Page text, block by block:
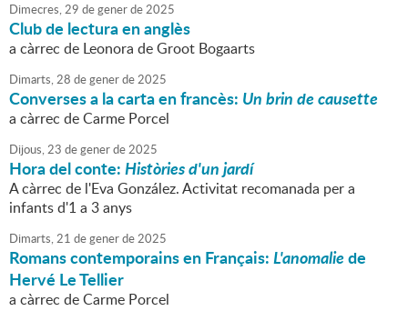
Dimecres,29 degenerde2025
Club de lectura en anglès
a càrrec de Leonora de Groot Bogaarts
Dimarts,28 degenerde2025
Converses a la carta en francès: Un brin de causette
a càrrec de Carme Porcel
Dijous,23 degenerde2025
Hora del conte:Històries d'un jardí
A càrrec de l'Eva González. Activitat recomanada per a
infants d'1 a 3 anys
Dimarts,21 degenerde2025
Romans contemporains en Français:L'anomaliede
Hervé Le Tellier
a càrrec de Carme Porcel